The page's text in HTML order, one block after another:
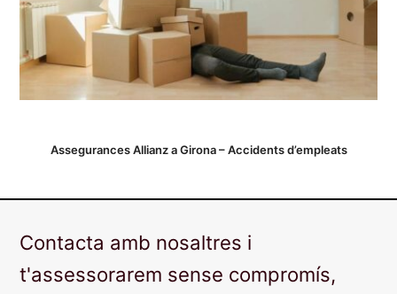
Assegurances Allianz a Girona – Accidents d’empleats
Contacta amb nosaltres i
t'assessorarem sense compromís,